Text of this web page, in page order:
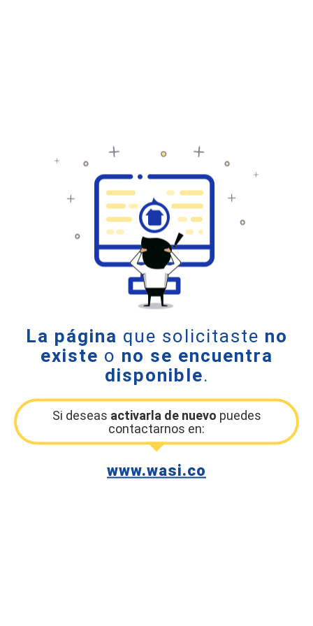
La página que solicitaste no
existe o no se encuentra
disponible.
Si deseas activarla de nuevo puedes
contactarnos en:
www.wasi.co